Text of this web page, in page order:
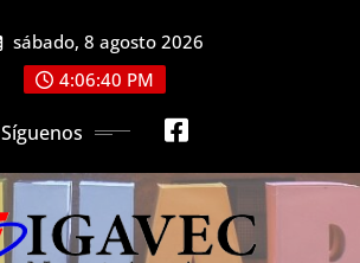
sábado, 8 agosto 2026
4:06:42 PM
Síguenos